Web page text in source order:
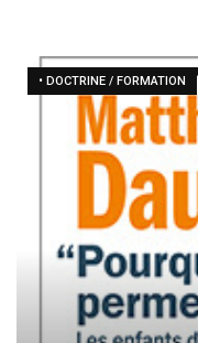
• DOCTRINE / FORMATION